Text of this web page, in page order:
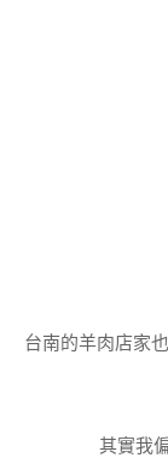
台南的羊肉店家
其實我